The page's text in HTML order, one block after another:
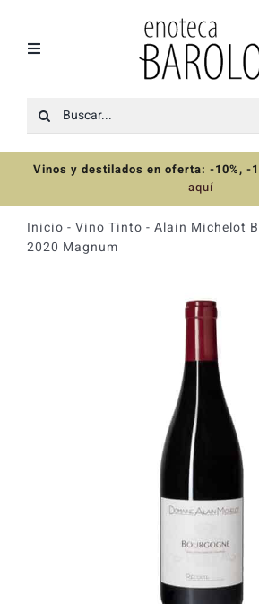
contenido
Toggle
Recomendaciones
Ofertas
Colecciones
Buscar:
Vinos y destilados en oferta: -10%, -
aquí
Inicio - Vino Tinto - Alain Michelot
2020 Magnum